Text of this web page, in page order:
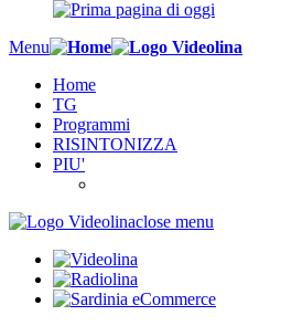
Menu
Home
TG
Programmi
RISINTONIZZA
PIU'
close menu